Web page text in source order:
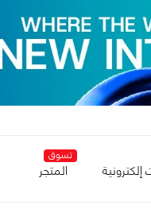
إلكترونية
تسوق
المتجر